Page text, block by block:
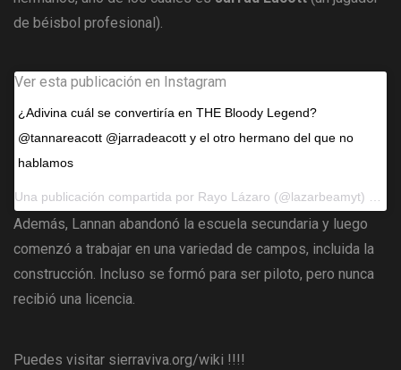
de béisbol profesional).
Ver esta publicación en Instagram
¿Adivina cuál se convertiría en THE Bloody Legend?
@tannareacott @jarradeacott y el otro hermano del que no
hablamos
Una publicación compartida por Rayo Lázaro (@lazarbeamyt) el 19 de enero de 2017 a las 5:48 pm PST
Además, Lannan abandonó la escuela secundaria y luego
comenzó a trabajar en una variedad de campos, incluida la
construcción. Incluso se formó para ser piloto, pero nunca
recibió una licencia.
Puedes visitar sierraviva.org/wiki !!!!